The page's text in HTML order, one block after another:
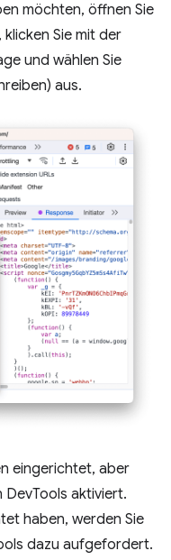
möchten, öffnen Sie
Sie mit der
und wählen Sie
aus.
eingerichtet, aber
aktiviert.
haben, werden Sie
dazu aufgefordert.